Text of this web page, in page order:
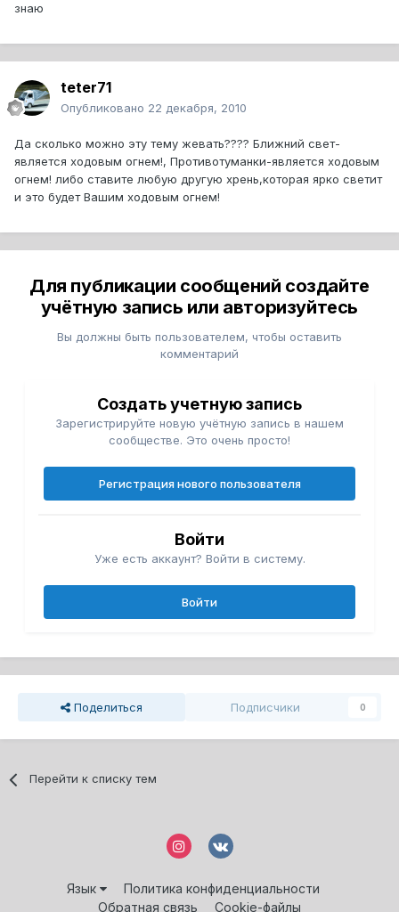
знаю
teter71
Опубликовано 22 декабря, 2010
Да сколько можно эту тему жевать???? Ближний свет-
является ходовым огнем!, Противотуманки-является ходовым
огнем! либо ставите любую другую хрень,которая ярко светит
и это будет Вашим ходовым огнем!
Для публикации сообщений создайте
учётную запись или авторизуйтесь
Вы должны быть пользователем, чтобы оставить
комментарий
Создать учетную запись
Зарегистрируйте новую учётную запись в нашем
сообществе. Это очень просто!
Регистрация нового пользователя
Войти
Уже есть аккаунт? Войти в систему.
Войти
Поделиться Подписчики 0
Перейти к списку тем
Язык
Политика конфиденциальности
Обратная связь
Cookie-файлы